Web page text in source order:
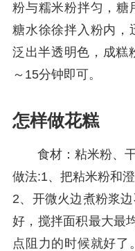
粉与糯米粉拌匀，糖
糖水徐徐拌入粉内，
泛出半透明色，成糕
～15分钟即可。
怎样做花糕
食材：粘米粉、
做法:1、把粘米粉和
2、开微火边煮粉浆
好，搅拌面积最大最
点阻力的时候就好了